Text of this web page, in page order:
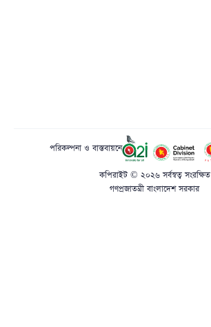
পরিকল্পনা ও বাস্তবায়নে
কপিরাইট © ২০২৬ সর্বস্বত্ব সংরক্ষিত
গণপ্রজাতন্ত্রী বাংলাদেশ সরকার